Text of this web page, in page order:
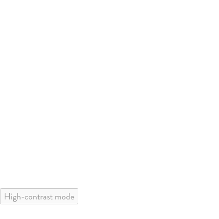
High-contrast mode